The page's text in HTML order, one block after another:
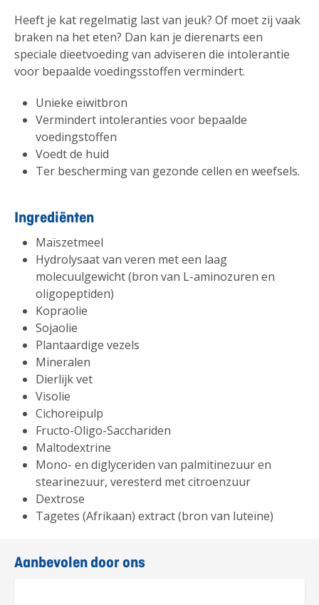
Heeft je kat regelmatig last van jeuk? Of moet zij vaak
braken na het eten? Dan kan je dierenarts een
speciale dieetvoeding van adviseren die intolerantie
voor bepaalde voedingsstoffen vermindert.
Unieke eiwitbron
Vermindert intoleranties voor bepaalde
voedingstoffen
Voedt de huid
Ter bescherming van gezonde cellen en weefsels.
Ingrediënten
Maïszetmeel
Hydrolysaat van veren met een laag
molecuulgewicht (bron van L-aminozuren en
oligopeptiden)
Kopraolie
Sojaolie
Plantaardige vezels
Mineralen
Dierlijk vet
Visolie
Cichoreipulp
Fructo-Oligo-Sacchariden
Maltodextrine
Mono- en diglyceriden van palmitinezuur en
stearinezuur, veresterd met citroenzuur
Dextrose
Tagetes (Afrikaan) extract (bron van luteïne)
Aanbevolen door ons